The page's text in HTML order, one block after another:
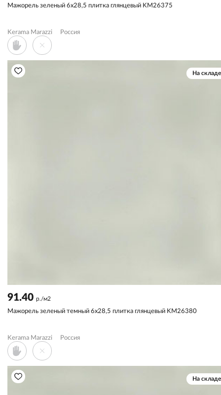
Мажорель зеленый 6x28,5 плитка глянцевый KM26375
Kerama Marazzi Россия
На складе
91.40 р./м2
Мажорель зеленый темный 6x28,5 плитка глянцевый KM26380
Kerama Marazzi Россия
На складе